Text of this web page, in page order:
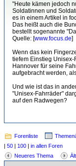
"Heute kämen jedoch
Soldatinnen und
es in einem Artikel in
Das heißt auch die
bestellt sogenannte
Quelle: [www.focus.de]
Wenn das kein
tiefem Einstieg
Hannover für seine
aufgebracht werden,
Und wie ist das in
"Unisex-Fahrräder"
auf den Radwegen?
Forenliste
| 50 | 100 | in allen Foren
Neueres Thema